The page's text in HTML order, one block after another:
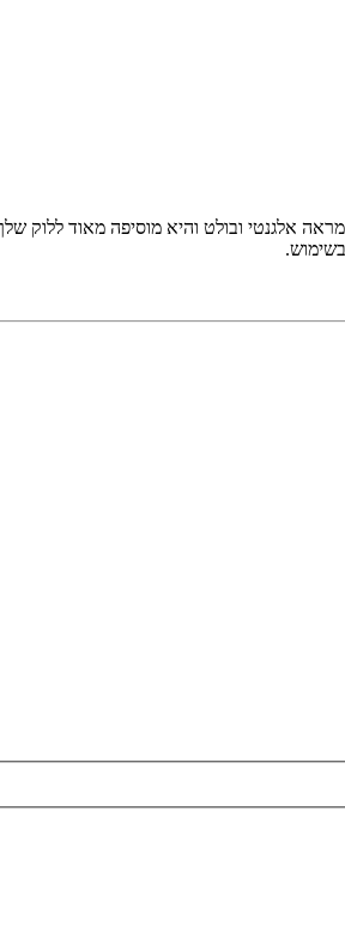
אלגנטי ובולט והיא מוסיפה מאוד ללוק